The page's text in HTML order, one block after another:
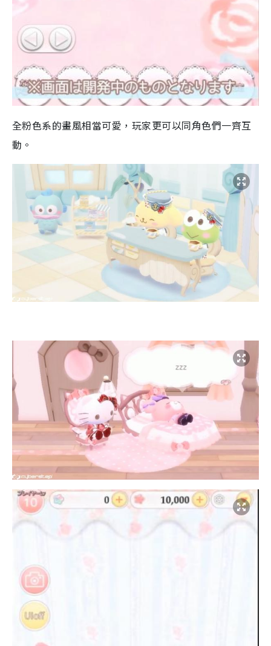
全粉色系的畫風相當可愛，玩家更可以同角色們一齊互
動。